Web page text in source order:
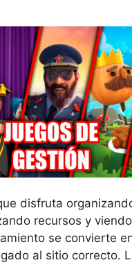
disfruta
recursos y
se convierte
al sitio correcto.